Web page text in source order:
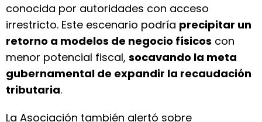
conocida por autoridades con acceso
irrestricto. Este escenario podría precipitar un
retorno a modelos de negocio físicos con
menor potencial fiscal, socavando la meta
gubernamental de expandir la recaudación
tributaria.
La Asociación también alertó sobre